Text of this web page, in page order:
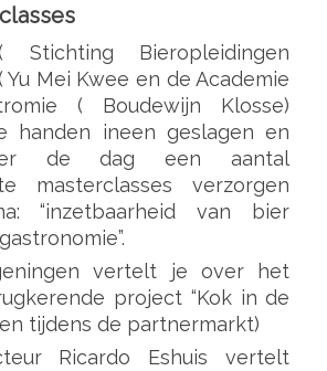
Stichting Bieropleidingen
Yu Mei Kwee en de Academie
( Boudewijn Klosse)
handen ineen geslagen en
de dag een aantal
masterclasses verzorgen
“inzetbaarheid van bier
vertelt je over het
project “Kok in de
en tijdens de partnermarkt)
Ricardo Eshuis vertelt